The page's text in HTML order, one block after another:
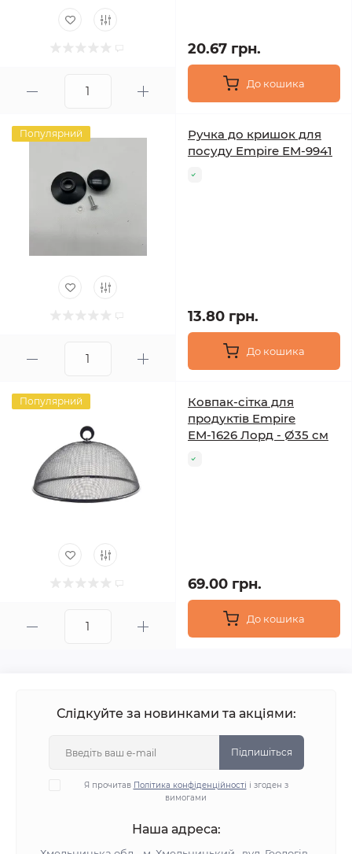
20.67 грн.
До кошика
Популярний
Ручка до кришок для
посуду Empire ЕМ-9941
13.80 грн.
До кошика
Популярний
Ковпак-сітка для
продуктів Empire
ЕМ-1626 Лорд - Ø35 см
69.00 грн.
До кошика
Слідкуйте за новинками та акціями:
Підпишіться
Я прочитав Політика конфіденційності і згоден з
вимогами
Наша адреса: